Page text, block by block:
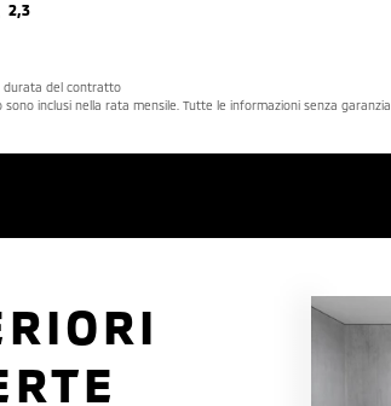
2,3
durata del contratto
inclusi nella rata mensile. Tutte le informazioni senza garanzia.